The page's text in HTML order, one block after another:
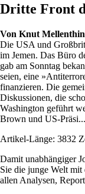
Dritte Front
Von Knut Mellenthin
Die USA und
im Jemen. Das Büro
gab am Sonntag
seien, eine
finanzieren. Die
Diskussionen, die
Washington geführt
Brown und US-Präsi...
Artikel-Länge: 3832
Damit unabhängiger
Sie die junge Welt mit
allen Analysen,